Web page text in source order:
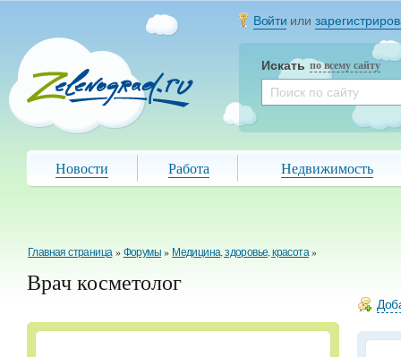
Войти или
Искать по всему сайту
Новости Работа Недвижимость
Главная страница »Форумы» Медицина, здоровье, красота»
Врач косметолог